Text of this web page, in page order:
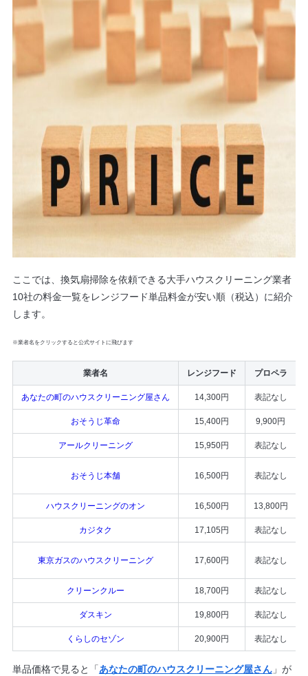
ここでは、換気扇掃除を依頼できる大手ハウスクリーニング業者
10社の料金一覧をレンジフード単品料金が安い順（税込）に紹介
します。
※業者名をクリックすると公式サイトに飛びます
業者名 レンジフード プロペラ
あなたの町のハウスクリーニング屋さん 14,300円 表記なし
おそうじ革命 15,400円 9,900円
アールクリーニング 15,950円 表記なし
おそうじ本舗 16,500円 表記なし
ハウスクリーニングのオン 16,500円 13,800円
カジタク 17,105円 表記なし
東京ガスのハウスクリーニング 17,600円 表記なし
クリーンクルー 18,700円 表記なし
ダスキン 19,800円 表記なし
くらしのセゾン 20,900円 表記なし
単品価格で見ると「あなたの町のハウスクリーニング屋さん」が